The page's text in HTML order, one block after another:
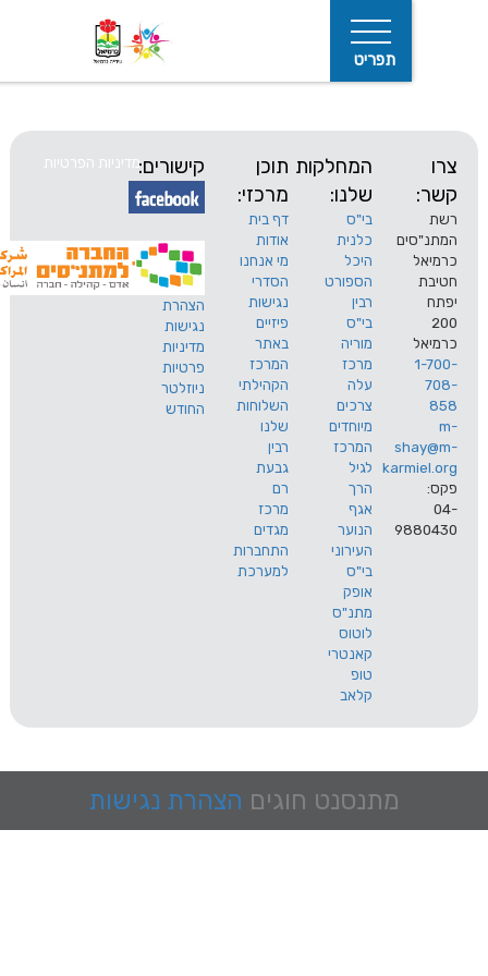
המחלקות
שלנו:
בי"ס
כלנית
היכל
הספורט
רבין
בי"ס
מוריה
מרכז
עלה
צרכים
מיוחדים
המרכז
לגיל
הרך
אגף
הנוער
תוכן
מרכזי:
דף בית
אודות
מי אנחנו
הסדרי
נגישות
פיזיים
באתר
המרכז
הקהילתי
השלוחות
שלנו
רבין
גבעת
רם
מרכז
מגדים
התחברות
למערכת
קישורים:
הצהרת
נגישות
מדיניות
פרטיות
ניוזלטר
החודש
מדיניות הפרטיות
מתנסנט חוגים הצהרת נגישות